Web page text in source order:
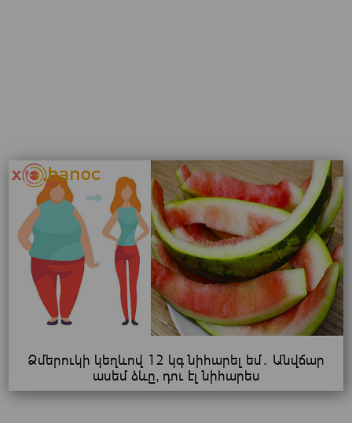
Ձմերուկի կեղևով 12 կգ նիհարել եմ․ Անվճար
ասեմ ձևը, դու էլ նիհարես